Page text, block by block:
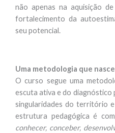
não apenas na aquisição
fortalecimento da
seu potencial.
Uma metodologia que
O curso segue uma
escuta ativa e do
singularidades do território
estrutura pedagógica é
conhecer, conceber,